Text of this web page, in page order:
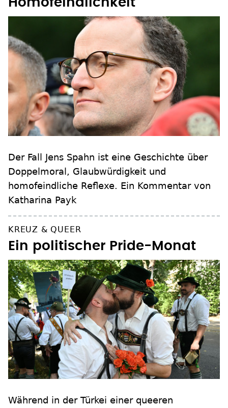
Homofeindlichkeit
Der Fall Jens Spahn ist eine Geschichte über
Doppelmoral, Glaubwürdigkeit und
homofeindliche Reflexe. Ein Kommentar von
Katharina Payk
KREUZ & QUEER
Ein politischer Pride-Monat
Während in der Türkei einer queeren